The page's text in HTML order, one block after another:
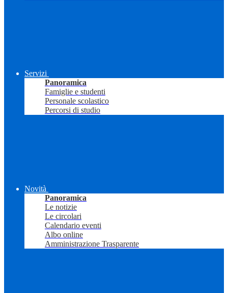
Servizi
Panoramica
Famiglie e studenti
Personale scolastico
Percorsi di studio
Novità
Panoramica
Le notizie
Le circolari
Calendario eventi
Albo online
Amministrazione Trasparente